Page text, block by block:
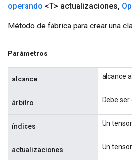
operando <T> actualizaciones,
Método de fábrica para crear una
Parámetros
alcance alcance
árbitro Debe ser
índices Un
actualizaciones Un